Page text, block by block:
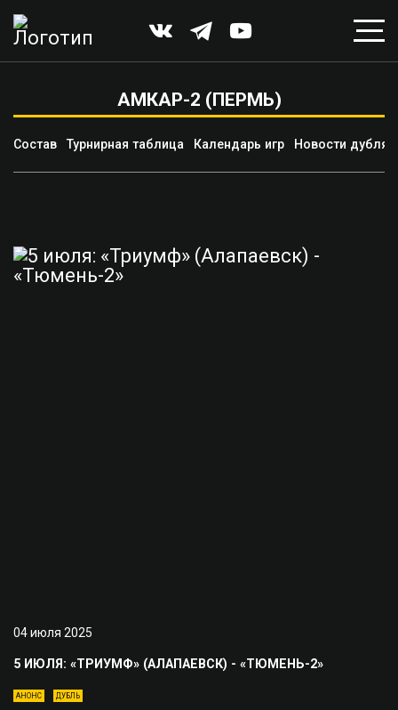
АМКАР-2 (ПЕРМЬ)
Состав Турнирная таблица Календарь игр Новости дубля
04 июля 2025
5 ИЮЛЯ: «ТРИУМФ» (АЛАПАЕВСК) - «ТЮМЕНЬ-2»
АНОНС ДУБЛЬ